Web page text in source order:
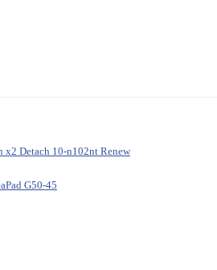
x2 Detach 10-n102nt Renew
G50-45